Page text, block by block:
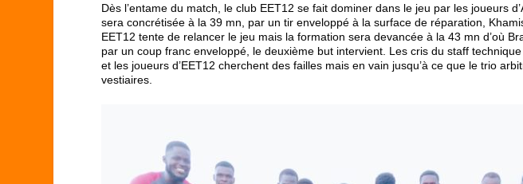
Dès l’entame du match, le club EET12 se fait dominer dans le jeu par les joueurs
sera concrétisée à la 39 mn, par un tir enveloppé à la surface de réparation,
EET12 tente de relancer le jeu mais la formation sera devancée à la 43 mn d’où
par un coup franc enveloppé, le deuxième but intervient. Les cris du staff
et les joueurs d’EET12 cherchent des failles mais en vain jusqu’à ce que le trio
vestiaires.